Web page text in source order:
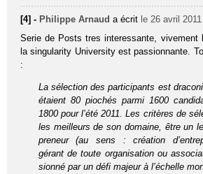
[4] - Philippe Arnaud a écrit le 26 avril 2011
Serie de Posts tres interessante, vivement
la singularity University est passionnante.
:
La sélec­tion des par­ti­ci­pants est
étaient 80 pio­chés parmi 1600
1800 pour l’été 2011. Les cri­tères de
les meilleurs de son domaine, être un
pre­neur (au sens : créa­tion
gérant de toute orga­ni­sa­tion ou
sionné par un défi majeur à l’échelle